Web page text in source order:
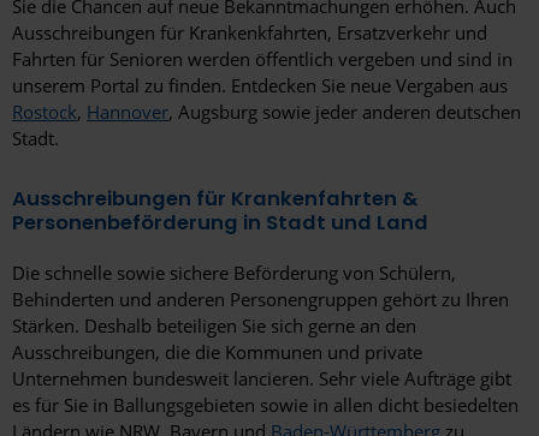
Straubing
Stuttgart
Templin
Traunstein
Trier
Ulm
Velbert
Villingen-Schwenningen
Sie die Chancen auf neue Bekanntmachungen erhöhen. Auch
Ausschreibungen für Krankenkfahrten, Ersatzverkehr und
Fahrten für Senioren werden öffentlich vergeben und sind in
unserem Portal zu finden. Entdecken Sie neue Vergaben aus
Rostock, Hannover, Augsburg sowie jeder anderen deutschen
Stadt.
Ausschreibungen für Krankenfahrten &
Personenbeförderung in Stadt und Land
Die schnelle sowie sichere Beförderung von Schülern,
Behinderten und anderen Personengruppen gehört zu Ihren
Stärken. Deshalb beteiligen Sie sich gerne an den
Ausschreibungen, die die Kommunen und private
Unternehmen bundesweit lancieren. Sehr viele Aufträge gibt
es für Sie in Ballungsgebieten sowie in allen dicht besiedelten